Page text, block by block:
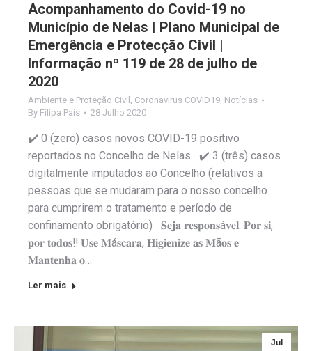
Acompanhamento do Covid-19 no
Município de Nelas | Plano Municipal de
Emergência e Protecção Civil |
Informação nº 119 de 28 de julho de
2020
Ambiente e Proteção Civil , Coronavirus COVID19, Notícias
By Filipa Pais 28 Julho 2020
✔️ 0 (zero) casos novos COVID-19 positivo
reportados no Concelho de Nelas ✔️ 3 (três) casos
digitalmente imputados ao Concelho (relativos a
pessoas que se mudaram para o nosso concelho
para cumprirem o tratamento e período de
confinamento obrigatório) 𝐒𝐞𝐣𝐚 𝐫𝐞𝐬𝐩𝐨𝐧𝐬á𝐯𝐞𝐥. 𝐏𝐨𝐫 𝐬𝐢,
𝐩𝐨𝐫 𝐭𝐨𝐝𝐨𝐬‼️ 𝐔𝐬𝐞 𝐌á𝐬𝐜𝐚𝐫𝐚, 𝐇𝐢𝐠𝐢𝐞𝐧𝐢𝐳𝐞 𝐚𝐬 𝐌ã𝐨𝐬 𝐞
𝐌𝐚𝐧𝐭𝐞𝐧𝐡𝐚 𝐨…
Ler mais
Jul